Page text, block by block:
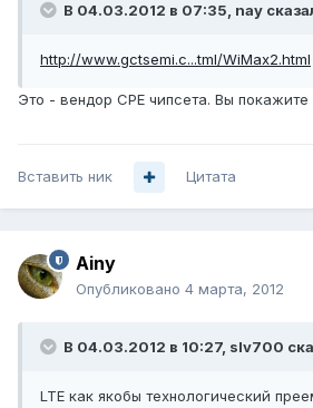
В 04.03.2012 в 07:35, nay
http://www.gctsemi.c...tml/WiMax2.html
Это - вендор CPE чипсета. Вы покажите
Вставить ник Цитата
Ainy
Опубликовано 4 марта, 2012
В 04.03.2012 в 10:27, slv700
LTE как якобы технологический